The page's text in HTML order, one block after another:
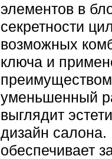
элементов в
секретности
возможных
ключа и
преимуществом
уменьшенный
выглядит
дизайн салона.
обеспечивает